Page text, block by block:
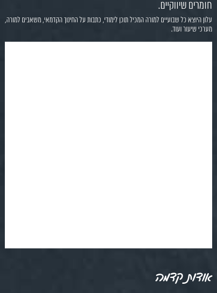
חומרים שיווקיים.
עלון היוצא כל שבועיים למורה המכיל תוכן לימודי, כתבות על החינוך הקדמאי, משאבים למורה,
מערכי שיעור ועוד.
אודות קדמה